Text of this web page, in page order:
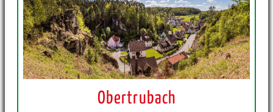
Obertrubach